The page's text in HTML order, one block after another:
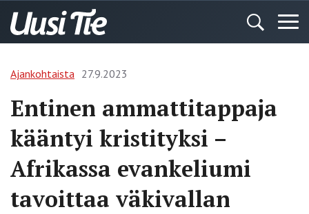
Ajankohtaista 27.9.2023
Entinen ammattitappaja
kääntyi kristityksi –
Afrikassa evankeliumi
tavoittaa väkivallan